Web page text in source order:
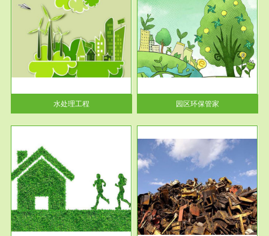
水处理工程
服务范围
园区环保管家
2016 年 4 月，环保部下发《关
于积极发挥环境保护作用促进供
给侧结...
园区环保管家
服务范围
固体危险废物处理
固体废物解释：固体废物是指人
们在生产建设、日常生活和其他